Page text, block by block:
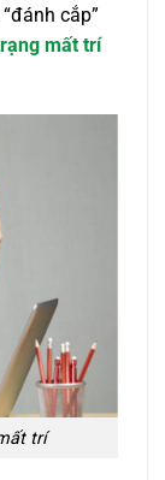
cắp”
mất trí
trí